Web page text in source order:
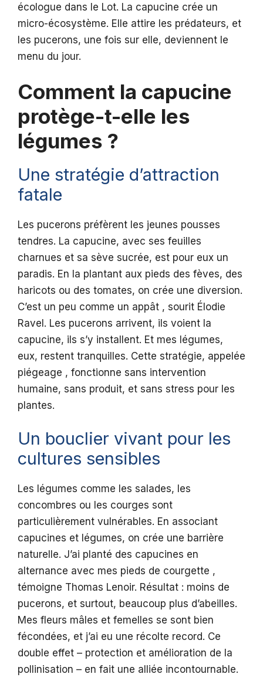
écologue dans le Lot. La capucine crée un
micro-écosystème. Elle attire les prédateurs, et
les pucerons, une fois sur elle, deviennent le
menu du jour.
Comment la capucine
protège-t-elle les
légumes ?
Une stratégie d’attraction
fatale
Les pucerons préfèrent les jeunes pousses
tendres. La capucine, avec ses feuilles
charnues et sa sève sucrée, est pour eux un
paradis. En la plantant aux pieds des fèves, des
haricots ou des tomates, on crée une diversion.
C’est un peu comme un appât , sourit Élodie
Ravel. Les pucerons arrivent, ils voient la
capucine, ils s’y installent. Et mes légumes,
eux, restent tranquilles. Cette stratégie, appelée
piégeage , fonctionne sans intervention
humaine, sans produit, et sans stress pour les
plantes.
Un bouclier vivant pour les
cultures sensibles
Les légumes comme les salades, les
concombres ou les courges sont
particulièrement vulnérables. En associant
capucines et légumes, on crée une barrière
naturelle. J’ai planté des capucines en
alternance avec mes pieds de courgette ,
témoigne Thomas Lenoir. Résultat : moins de
pucerons, et surtout, beaucoup plus d’abeilles.
Mes fleurs mâles et femelles se sont bien
fécondées, et j’ai eu une récolte record. Ce
double effet – protection et amélioration de la
pollinisation – en fait une alliée incontournable.